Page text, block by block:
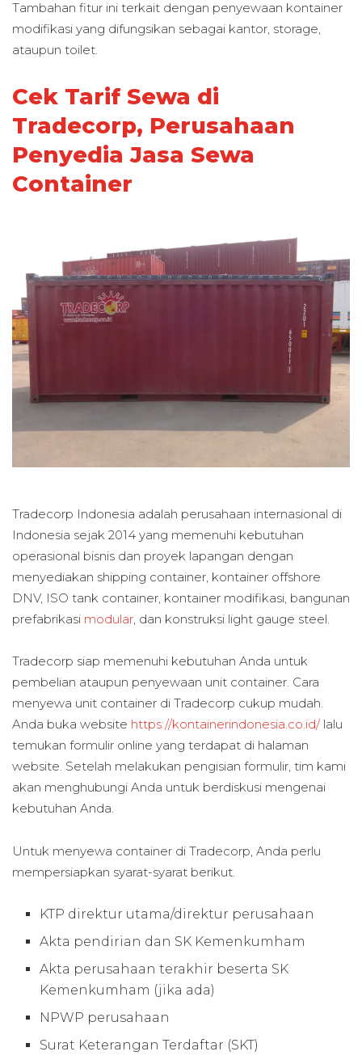
Tambahan fitur ini terkait dengan penyewaan kontainer
modifikasi yang difungsikan sebagai kantor, storage,
ataupun toilet.
Cek Tarif Sewa di
Tradecorp, Perusahaan
Penyedia Jasa Sewa
Container
Tradecorp Indonesia adalah perusahaan internasional di
Indonesia sejak 2014 yang memenuhi kebutuhan
operasional bisnis dan proyek lapangan dengan
menyediakan shipping container, kontainer offshore
DNV, ISO tank container, kontainer modifikasi, bangunan
prefabrikasi modular, dan konstruksi light gauge steel.
Tradecorp siap memenuhi kebutuhan Anda untuk
pembelian ataupun penyewaan unit container. Cara
menyewa unit container di Tradecorp cukup mudah.
Anda buka website https://kontainerindonesia.co.id/ lalu
temukan formulir online yang terdapat di halaman
website. Setelah melakukan pengisian formulir, tim kami
akan menghubungi Anda untuk berdiskusi mengenai
kebutuhan Anda.
Untuk menyewa container di Tradecorp, Anda perlu
mempersiapkan syarat-syarat berikut.
KTP direktur utama/direktur perusahaan
Akta pendirian dan SK Kemenkumham
Akta perusahaan terakhir beserta SK
Kemenkumham (jika ada)
NPWP perusahaan
Surat Keterangan Terdaftar (SKT)